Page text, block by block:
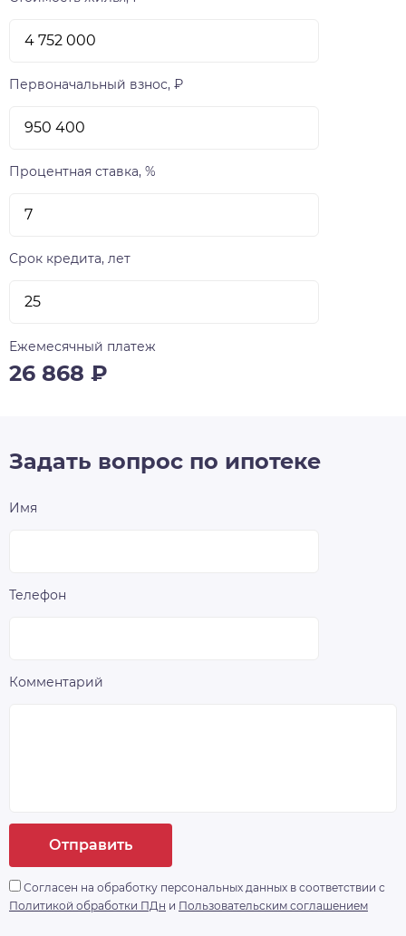
Первоначальный взнос, ₽
Процентная ставка, %
Срок кредита, лет
Ежемесячный платеж
26 868 ₽
Задать вопрос по ипотеке
Имя
Телефон
Комментарий
Отправить
Согласен на обработку персональных данных в соответствии с
Политикой обработки ПДн и Пользовательским соглашением